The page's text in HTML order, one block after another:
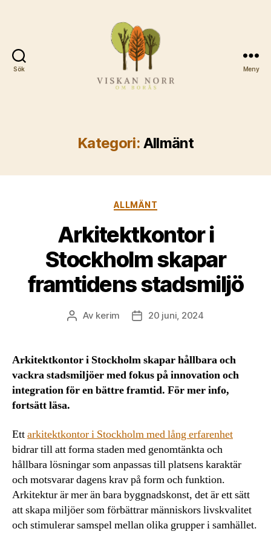
Sök Meny
Kategori: Allmänt
Kategorier
ALLMÄNT
Arkitektkontor i
Stockholm skapar
framtidens stadsmiljö
Inläggsförfattare
Av kerim Inläggsdatum
20 juni, 2024
Arkitektkontor i Stockholm skapar hållbara och
vackra stadsmiljöer med fokus på innovation och
integration för en bättre framtid. För mer info,
fortsätt läsa.
Ettarkitektkontor i Stockholm med lång erfarenhet
bidrar till att forma staden med genomtänkta och
hållbara lösningar som anpassas till platsens karaktär
och motsvarar dagens krav på form och funktion.
Arkitektur är mer än bara byggnadskonst, det är ett sätt
att skapa miljöer som förbättrar människors livskvalitet
och stimulerar samspel mellan olika grupper i samhället.